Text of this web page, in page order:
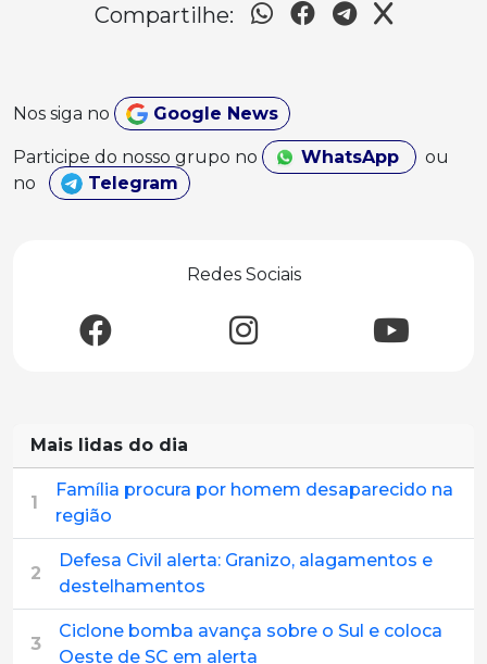
Compartilhe:
Nos siga no Google News
Participe do nosso grupo no WhatsApp
ou
no
Telegram
Redes Sociais
Mais lidas do dia
1
Família procura por homem desaparecido na
região
2
Defesa Civil alerta: Granizo, alagamentos e
destelhamentos
3
Ciclone bomba avança sobre o Sul e coloca
Oeste de SC em alerta